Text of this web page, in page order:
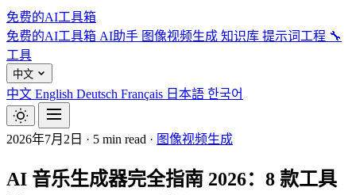
免费的AI工具箱
免费的AI工具箱 AI助手 图像视频生成 知识库 提示词工程 🔧
工具
中文
中文 English Deutsch Français 日本語 한국어
2026年7月2日 · 5 min read · 图像视频生成
AI 音乐生成器完全指南 2026：8 款工具